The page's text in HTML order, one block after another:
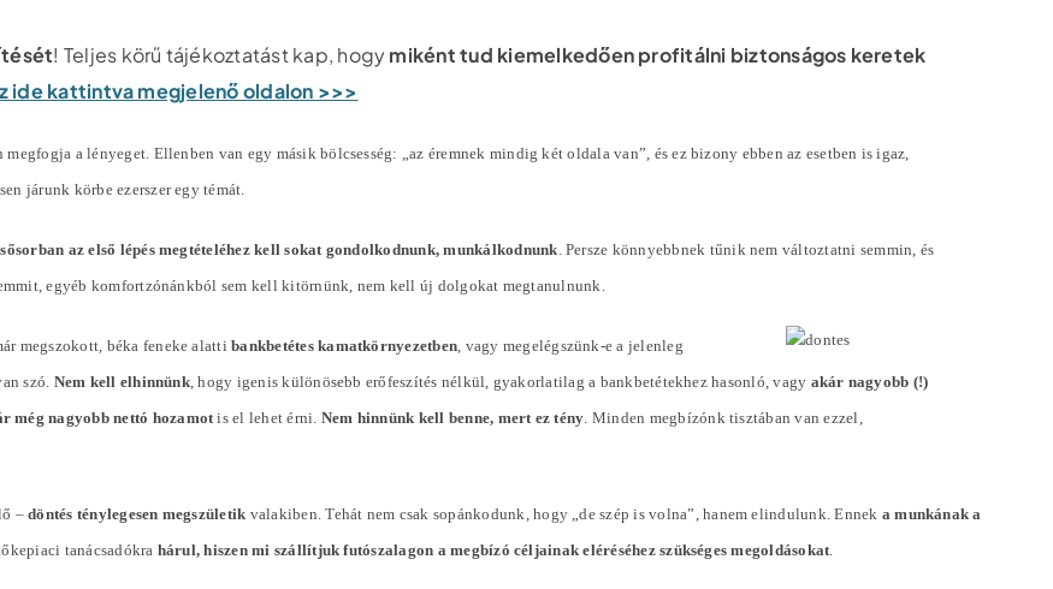
! Teljes körű tájékoztatást kap, hogymiként tud kiemelkedően profitálni biztonságos keretek
kattintva megjelenő oldalon >>>
a lényeget. Ellenben van egy másik bölcsesség: „az éremnek mindig két oldala van”, és ez bizony ebben az esetben is igaz,
járunk körbe ezerszer egy témát.
az első lépés megtételéhez kell sokat gondolkodnunk, munkálkodnunk . Persze könnyebbnek tűnik nem változtatni semmin, és
egyéb komfortzónánkból sem kell kitörnünk, nem kell új dolgokat megtanulnunk.
megszokott, béka feneke alattibankbetétes kamatkörnyezetben , vagy megelégszünk-e a jelenleg
szó. Nem kell elhinnünk, hogy igenis különösebb erőfeszítés nélkül, gyakorlatilag a bankbetétekhez hasonló, vagy akár nagyobb (!)
még nagyobb nettó hozamot is el lehet érni. Nem hinnünk kell benne, mert ez tény . Minden megbízónk tisztában van ezzel,
–döntés ténylegesen megszületik valakiben. Tehát nem csak sopánkodunk, hogy „de szép is volna”, hanem elindulunk. Ennek a munkának a
tanácsadókra hárul, hiszen mi szállítjuk futószalagon a megbízó céljainak eléréséhez szükséges megoldásokat